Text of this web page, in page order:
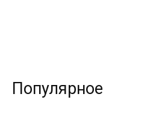
Популярное